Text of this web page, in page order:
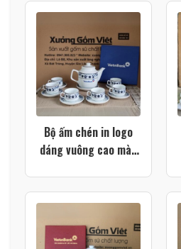
Bộ ấm chén in logo
dáng vuông cao màu
XG-AC101